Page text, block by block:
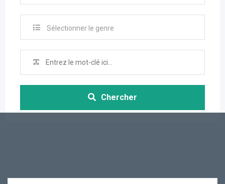
Sélectionner le genre
Chercher